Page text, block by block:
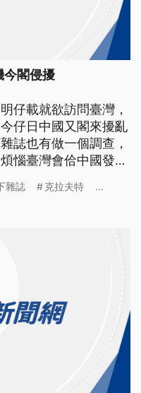
今閣侵擾
仔載就欲訪問臺灣，
仔日中國又閣來擾亂
誌也有做一個調查，
惱臺灣會佮中國發生
訪台，似乎踩到中國
雜誌 克拉夫特 ...